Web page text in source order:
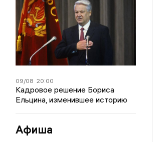
09/08 20:00
Кадровое решение Бориса
Ельцина, изменившее историю
Афиша